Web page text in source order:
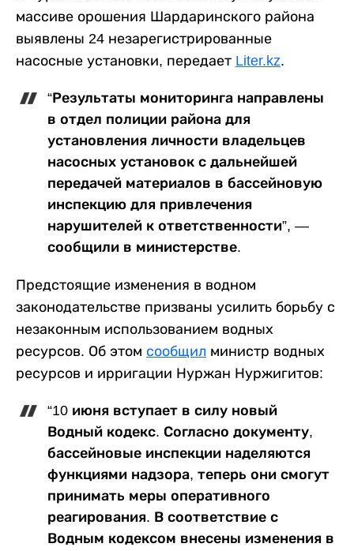
массиве орошения Шардаринского района
выявлены 24 незарегистрированные
насосные установки, передает Liter.kz.
“Результаты мониторинга направлены
в отдел полиции района для
установления личности владельцев
насосных установок с дальнейшей
передачей материалов в бассейновую
инспекцию для привлечения
нарушителей к ответственности”, —
сообщили в министерстве.
Предстоящие изменения в водном
законодательстве призваны усилить борьбу с
незаконным использованием водных
ресурсов. Об этом сообщил министр водных
ресурсов и ирригации Нуржан Нуржигитов:
“10 июня вступает в силу новый
Водный кодекс. Согласно документу,
бассейновые инспекции наделяются
функциями надзора, теперь они смогут
принимать меры оперативного
реагирования. В соответствие с
Водным кодексом внесены изменения в